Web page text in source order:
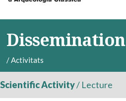
Dissemination
/Activitats
Scientific Activity/ Lecture